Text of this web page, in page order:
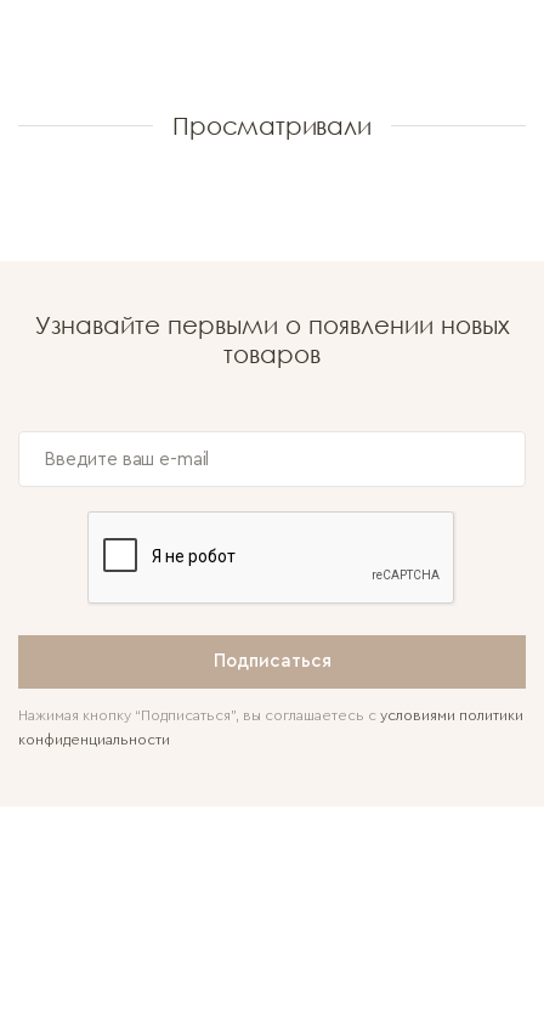
Просматривали
Узнавайте первыми о появлении новых
товаров
Подписаться
Нажимая кнопку “Подписаться”, вы соглашаетесь с условиями политики
конфиденциальности